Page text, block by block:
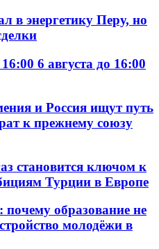
в энергетику Перу, но
6 августа до 16:00
и Россия ищут путь
к прежнему союзу
становится ключом к
Турции в Европе
образование не
молодёжи в